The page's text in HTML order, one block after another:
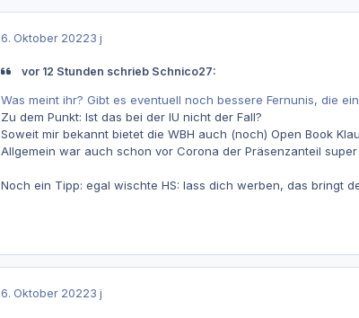
6. Oktober 20223 j
vor 12 Stunden schrieb Schnico27:
Was meint ihr? Gibt es eventuell noch bessere Fernunis, die
Zu dem Punkt: Ist das bei der IU nicht der Fall?
Soweit mir bekannt bietet die WBH auch (noch) Open Book
Allgemein war auch schon vor Corona der Präsenzanteil
Noch ein Tipp: egal wischte HS: lass dich werben, das bringt
6. Oktober 20223 j